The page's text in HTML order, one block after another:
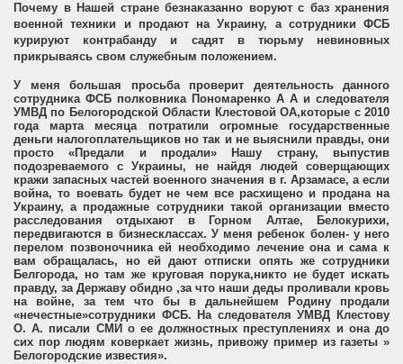
Почему в Нашей стране безнаказанно воруют с баз хранения
военной техники и продают на Украину, а сотрудники ФСБ
курируют контрабанду и садят в тюрьму невиновных
прикрываясь свом служебным положением.
У меня большая просьба проверит деятельность данного
сотрудника ФСБ полковника Пономаренко А А и следователя
УМВД по Белогородской Области Клестовой ОА,которые с 2010
года марта месяца потратили огромные государственные
деньги налогоплательщиков но так и не выяснили правды, они
просто «Предали и продали» Нашу страну, выпустив
подозреваемого с Украины, не найдя людей соверщающих
кражи запасных частей военного значения в г. Арзамасе, а если
война, то воевать будет не чем все расхищено и продана на
Украину, а продажные сотрудники такой организации вместо
расследования отдыхают в Горном Алтае, Белокурихи,
передвигаются в бизнесклассах. У меня ребенок болен- у него
перелом позвоночника ей необходимо лечение она и сама к
вам обращалась, но ей дают отписки опять же сотрудники
Белгорода, но там же круговая порука,никто не будет искать
правду, за Державу обидно ,за что наши деды проливали кровь
на войне, за тем что бы в дальнейшем Родину продали
«нечестные»сотрудники ФСБ. На следователя УМВД Клестову
О. А. писали СМИ о ее должностных преступлениях и она до
сих пор людям коверкает жизнь, привожу пример из газеты »
Белогородские известия».